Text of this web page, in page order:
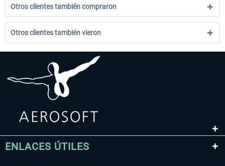
Otros clientes también compraron
Otros clientes también vieron
ENLACES ÚTILES